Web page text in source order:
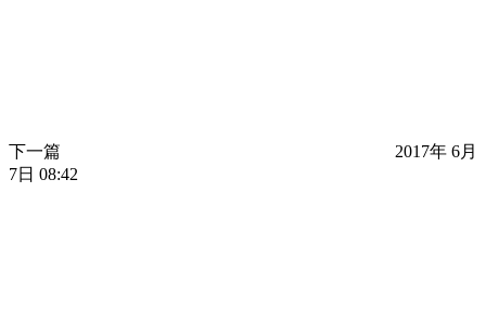
下一篇
2017年 6月
7日 08:42